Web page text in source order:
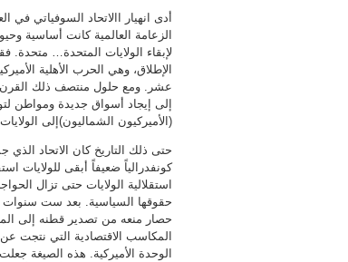
الزعامة العالمية كانت أساسية
لإبقاء الولايات المتحدة…
الإطلاق، وهي الحرب الأهلية
عشر. ومع حلول منتصف ذلك القرن
إلى إيجاد أسواق جديدة ومواطن
(الأميركيون الشماليون)إلى
كونفدرالياً ضعيفاً أبقى
استقلالية الولايات حتى تزال
حقوقها السياسية. بعد ست سنوات
حصار منعه من تصدير قطنه إلى
المكاسب الاقتصادية التي نتجت عن
الوحدة الأميركية. هذه الصيغة